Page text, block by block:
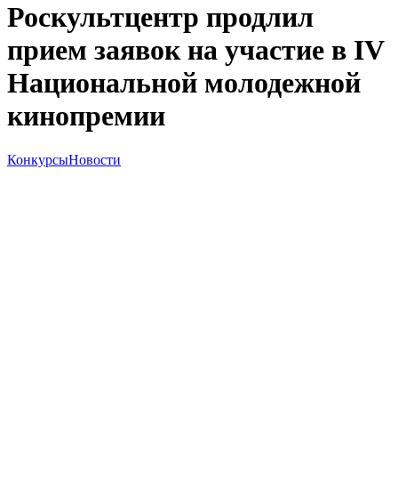
Роскультцентр продлил
прием заявок на участие в IV
Национальной молодежной
кинопремии
КонкурсыНовости